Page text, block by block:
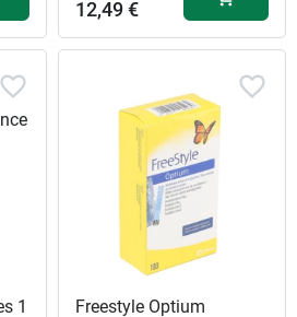
12,49 €
1
Freestyle Optium